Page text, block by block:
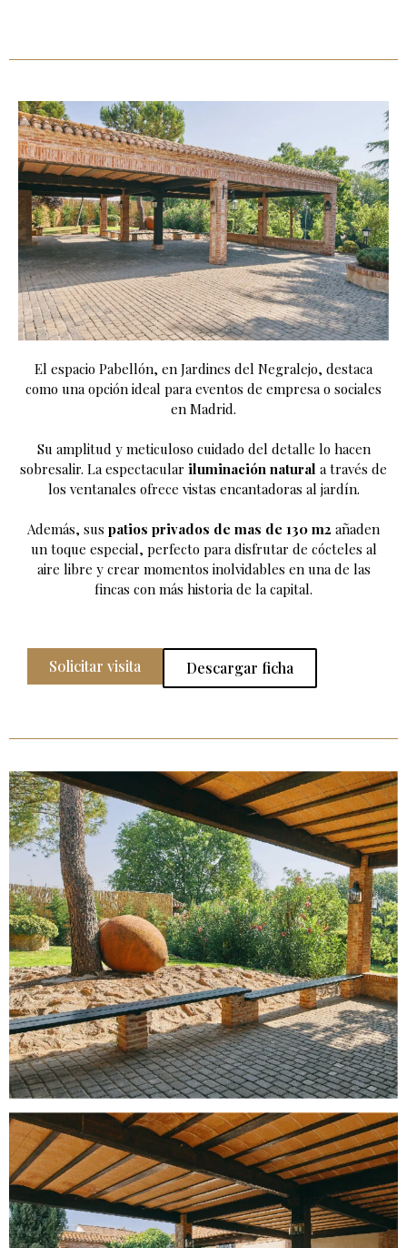
El espacio Pabellón, en Jardines del Negralejo, destaca
como una opción ideal para eventos de empresa o sociales
en Madrid.
Su amplitud y meticuloso cuidado del detalle lo hacen
sobresalir. La espectacular iluminación natural a través de
los ventanales ofrece vistas encantadoras al jardín.
Además, sus patios privados de mas de 130 m2 añaden
un toque especial, perfecto para disfrutar de cócteles al
aire libre y crear momentos inolvidables en una de las
fincas con más historia de la capital.
Solicitar visita Descargar ficha